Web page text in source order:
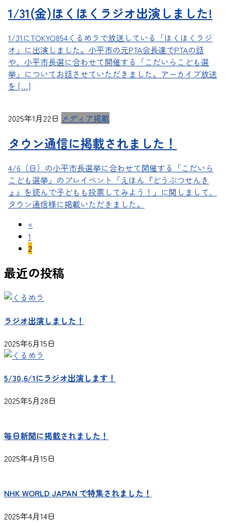
1/31(金)ほくほくラジオ出演しました!
1/31にTOKYO854くるめラで放送している「ほくほくラジ
オ」に出演しました。小平市の元PTA会長達でPTAの話
や、小平市長選に合わせて開催する「こだいらこども選
挙」についてお話させていただきました。アーカイブ放送
を […]
2025年1月22日 メディア掲載
タウン通信に掲載されました！
4/6（日）の小平市長選挙に合わせて開催する「こだいら
こども選挙」のプレイベント「えほん『どうぶつせんき
ょ』を読んで子どもも投票してみよう！」に関しまして、
タウン通信様に掲載いただきました。
投
稿
ペ
ー
ジ
り
«
固
定
ー
1
固
ペ
ジ
2
最近の投稿
ラジオ出演しました！
2025年6月15日
5/30,6/1にラジオ出演します！
2025年5月28日
毎日新聞に掲載されました！
2025年4月15日
NHK WORLD JAPAN で特集されました！
2025年4月14日